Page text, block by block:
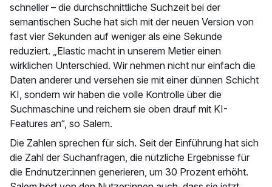
schneller – die durchschnittliche Suchzeit bei der
semantischen Suche hat sich mit der neuen Version von
fast vier Sekunden auf weniger als eine Sekunde
reduziert. „Elastic macht in unserem Metier einen
wirklichen Unterschied. Wir nehmen nicht nur einfach die
Daten anderer und versehen sie mit einer dünnen Schicht
KI, sondern wir haben die volle Kontrolle über die
Suchmaschine und reichern sie oben drauf mit KI-
Features an“, so Salem.
Die Zahlen sprechen für sich. Seit der Einführung hat sich
die Zahl der Suchanfragen, die nützliche Ergebnisse für
die Endnutzer:innen generieren, um 30 Prozent erhöht.